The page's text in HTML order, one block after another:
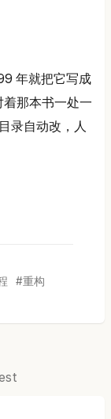
年就把它写成
那本书一处一
录自动改，人
重构